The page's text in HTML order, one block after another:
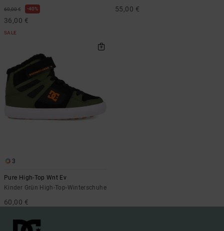
60,00 € 40%
36,00 €
SALE
55,00 €
3
Pure High-Top Wnt Ev
Kinder Grün High-Top-Winterschuhe
60,00 €